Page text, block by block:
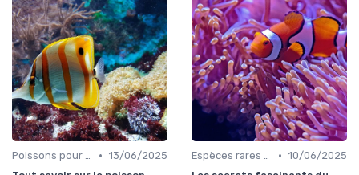
Poissons pour débutants • 13/06/2025
Espèces rares et exotiques • 10/06/2025